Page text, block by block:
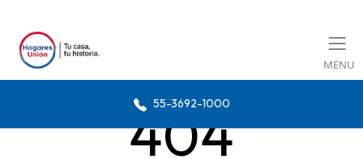
MENU
55-3692-1000
404